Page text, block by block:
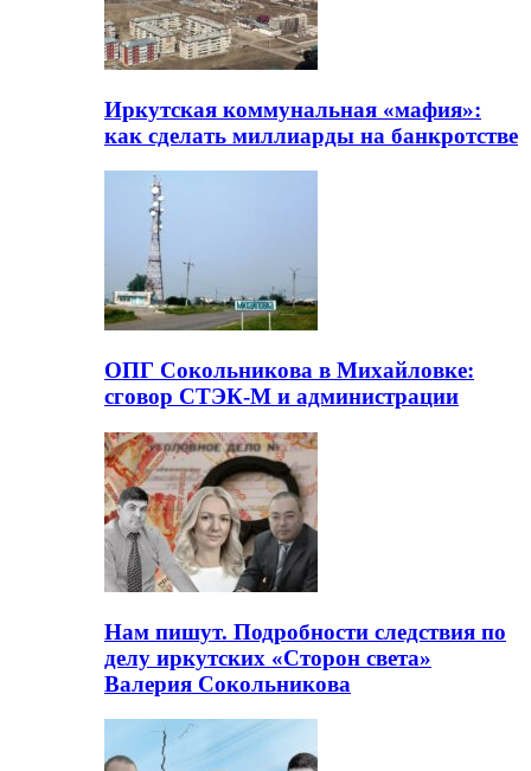
Иркутская коммунальная «мафия»:
как сделать миллиарды на банкротстве
ОПГ Сокольникова в Михайловке:
сговор СТЭК-М и администрации
Нам пишут. Подробности следствия по
делу иркутских «Сторон света»
Валерия Сокольникова